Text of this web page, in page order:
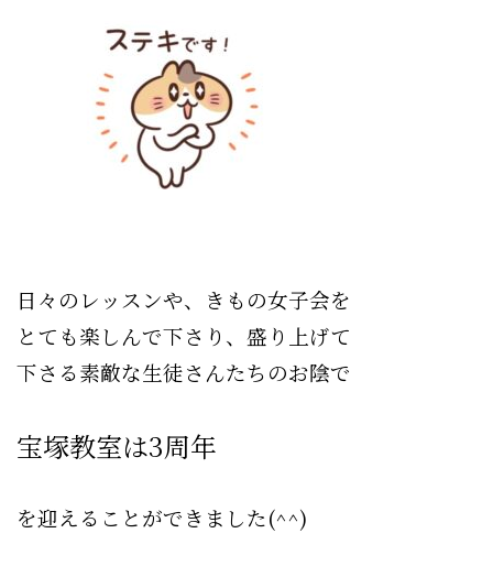
日々のレッスンや、きもの女子会を
とても楽しんで下さり、盛り上げて
下さる素敵な生徒さんたちのお陰で
宝塚教室は3周年
を迎えることができました(^^)